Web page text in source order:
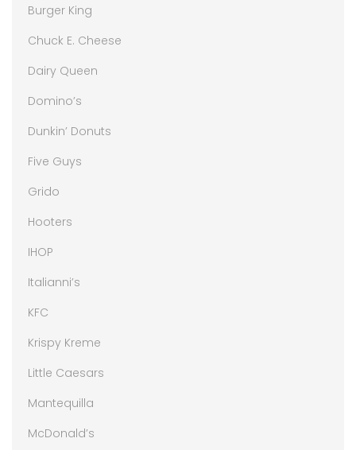
Burger King
Chuck E. Cheese
Dairy Queen
Domino’s
Dunkin’ Donuts
Five Guys
Grido
Hooters
IHOP
Italianni’s
KFC
Krispy Kreme
Little Caesars
Mantequilla
McDonald’s